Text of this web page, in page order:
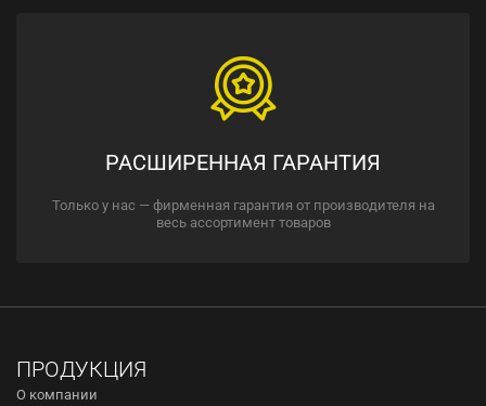
РАСШИРЕННАЯ ГАРАНТИЯ
Только у нас — фирменная гарантия от производителя на
весь ассортимент товаров
ПРОДУКЦИЯ
О компании